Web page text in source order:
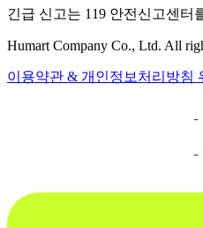
긴급 신고는 119 안전신고센터
Humart Company Co., Ltd. All
이용약관 & 개인정보처리방침